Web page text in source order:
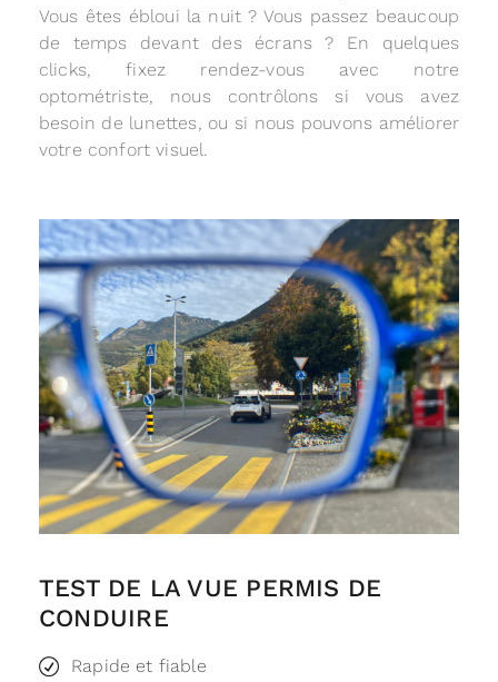
Vous êtes ébloui la nuit ? Vous passez beaucoup
de temps devant des écrans ? En quelques
clicks, fixez rendez-vous avec notre
optométriste, nous contrôlons si vous avez
besoin de lunettes, ou si nous pouvons améliorer
votre confort visuel.
TEST DE LA VUE PERMIS DE
CONDUIRE
Rapide et fiable